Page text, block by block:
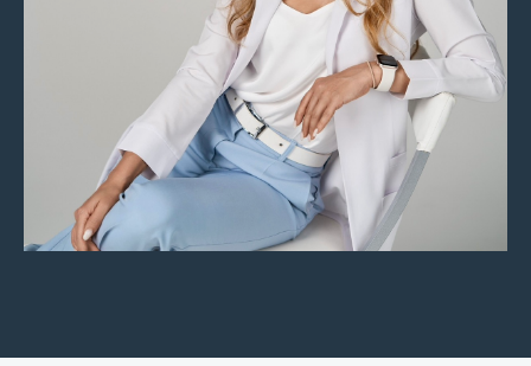
Ветеринарный центр «Вильдар»